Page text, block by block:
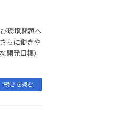
環境問題へ
らに働きや
開発目標）
続きを読む